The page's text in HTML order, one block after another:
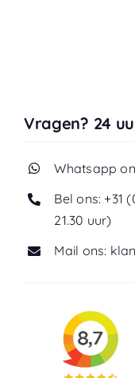
Vragen? 24
Whatsapp
Bel ons: +31
21.30 uur)
Mail ons: